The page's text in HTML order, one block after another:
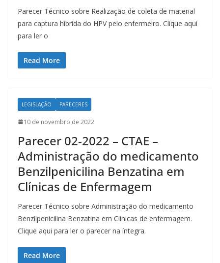
Parecer Técnico sobre Realização de coleta de material
para captura híbrida do HPV pelo enfermeiro. Clique aqui
para ler o
Read More
LEGISLAÇÃO PARECERES
10 de novembro de 2022
Parecer 02-2022 – CTAE –
Administração do medicamento
Benzilpenicilina Benzatina em
Clínicas de Enfermagem
Parecer Técnico sobre Administração do medicamento
Benzilpenicilina Benzatina em Clínicas de enfermagem.
Clique aqui para ler o parecer na íntegra.
Read More